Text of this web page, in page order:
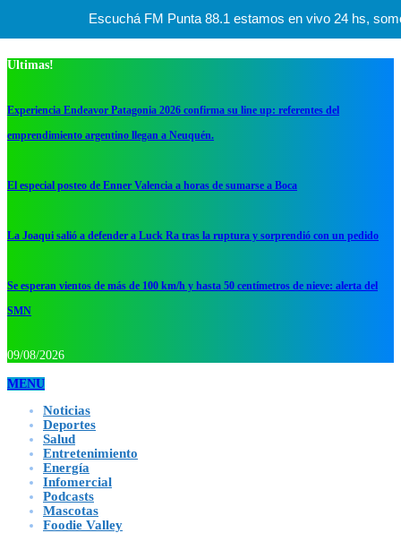
Escuchá FM Punta 88.1 estamos en vivo 24 hs,
Ultimas!
Experiencia Endeavor Patagonia 2026 confirma su line up: referentes del
emprendimiento argentino llegan a Neuquén.
El especial posteo de Enner Valencia a horas de sumarse a Boca
La Joaqui salió a defender a Luck Ra tras la ruptura y sorprendió con un pedido
Se esperan vientos de más de 100 km/h y hasta 50 centímetros de nieve: alerta del
SMN
09/08/2026
MENU
Noticias
Deportes
Salud
Entretenimiento
Energía
Infomercial
Podcasts
Mascotas
Foodie Valley